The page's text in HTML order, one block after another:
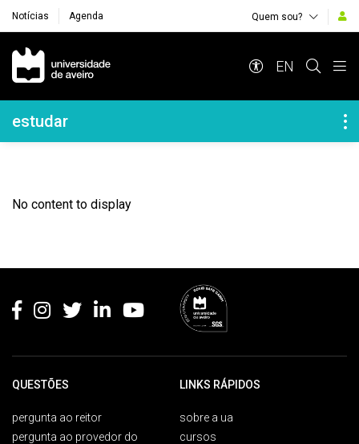
Notícias Agenda Quem sou?
Navegação Principal
EN
Navegação Lateral
estudar
No content to display
QUESTÕES
pergunta ao reitor
pergunta ao provedor do
LINKS RÁPIDOS
sobre a ua
cursos